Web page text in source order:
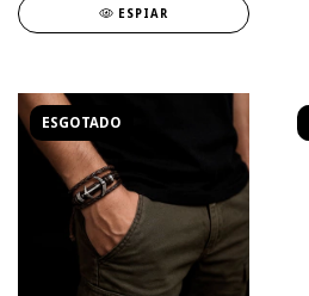
ESPIAR
ESGOTADO